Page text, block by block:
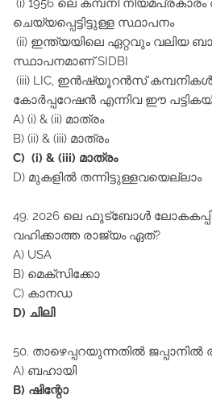
(i) 1956 ലെ കമ്പനി നിയമപ്രകാരം
ചെയ്യപ്പെട്ടിട്ടുള്ള സ്ഥാപനം
(ii) ഇന്ത്യയിലെ ഏറ്റവും വലിയ
സ്ഥാപനമാണ്‌ SIDBI
(iii) LIC, ഇൻഷ്യൂറൻസ്‌
കോർപ്പറേഷൻ എന്നിവ ഈ
A) (i) & (ii) മാത്രം
B) (ii) & (iii) മാത്രം
C) (i) & (iii) മാത്രം
D) മുകളിൽ തന്നിട്ടുള്ളവയെല്ലാം
49. 2026 ലെ ഫുട്‌ബോൾ
വഹിക്കാത്ത രാജ്യം ഏത്‌?
A) USA
B) മെക്സിക്കോ
C) കാനഡ
D) ചിലി
50. താഴെപ്പറയുന്നതിൽ ജപ്പാനിൽ
A) ബഹായി
B) ഷിന്റോ